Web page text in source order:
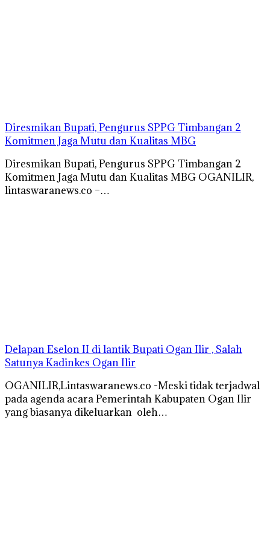
Diresmikan Bupati, Pengurus SPPG Timbangan 2
Komitmen Jaga Mutu dan Kualitas MBG
Diresmikan Bupati, Pengurus SPPG Timbangan 2
Komitmen Jaga Mutu dan Kualitas MBG OGANILIR,
lintaswaranews.co –…
Delapan Eselon II di lantik Bupati Ogan Ilir , Salah
Satunya Kadinkes Ogan Ilir
OGANILIR,Lintaswaranews.co -Meski tidak terjadwal
pada agenda acara Pemerintah Kabupaten Ogan Ilir
yang biasanya dikeluarkan oleh…